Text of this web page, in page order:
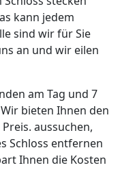
kann jedem
sind wir für Sie
an und wir eilen
am Tag und 7
bieten Ihnen den
aussuchen,
Schloss entfernen
Ihnen die Kosten